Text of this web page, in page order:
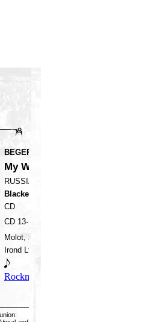
BEGERITH
My Way To The Star...
RUSSIA
Blackened Death Metal
CD
CD 13-1829
Molot, 2013
Irond Ltd.
Rockmarket.ru